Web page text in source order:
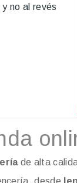
no al revés
de alta
desde